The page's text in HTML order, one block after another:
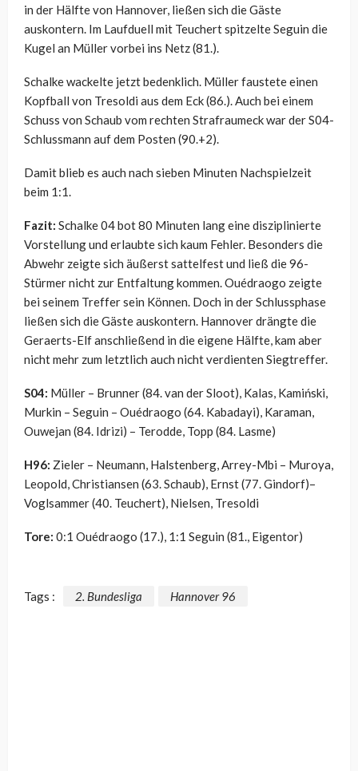
in der Hälfte von Hannover, ließen sich die Gäste
auskontern. Im Laufduell mit Teuchert spitzelte Seguin die
Kugel an Müller vorbei ins Netz (81.).
Schalke wackelte jetzt bedenklich. Müller faustete einen
Kopfball von Tresoldi aus dem Eck (86.). Auch bei einem
Schuss von Schaub vom rechten Strafraumeck war der S04-
Schlussmann auf dem Posten (90.+2).
Damit blieb es auch nach sieben Minuten Nachspielzeit
beim 1:1.
Fazit: Schalke 04 bot 80 Minuten lang eine disziplinierte
Vorstellung und erlaubte sich kaum Fehler. Besonders die
Abwehr zeigte sich äußerst sattelfest und ließ die 96-
Stürmer nicht zur Entfaltung kommen. Ouédraogo zeigte
bei seinem Treffer sein Können. Doch in der Schlussphase
ließen sich die Gäste auskontern. Hannover drängte die
Geraerts-Elf anschließend in die eigene Hälfte, kam aber
nicht mehr zum letztlich auch nicht verdienten Siegtreffer.
S04: Müller – Brunner (84. van der Sloot), Kalas, Kamiński,
Murkin – Seguin – Ouédraogo (64. Kabadayi), Karaman,
Ouwejan (84. Idrizi) – Terodde, Topp (84. Lasme)
H96: Zieler – Neumann, Halstenberg, Arrey-Mbi – Muroya,
Leopold, Christiansen (63. Schaub), Ernst (77. Gindorf)–
Voglsammer (40. Teuchert), Nielsen, Tresoldi
Tore: 0:1 Ouédraogo (17.), 1:1 Seguin (81., Eigentor)
Tags : 2. Bundesliga Hannover 96